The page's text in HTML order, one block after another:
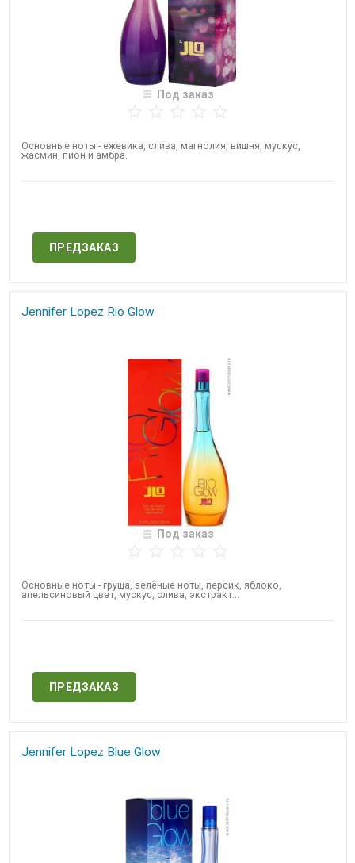
Под заказ
Основные ноты - ежевика, слива, магнолия, вишня, мускус,
жасмин, пион и амбра.
ПРЕДЗАКАЗ
Jennifer Lopez​ ​Rio Glow
Под заказ
Основные ноты - груша, зелёные ноты, персик, яблоко,
апельсиновый цвет, мускус, слива, экстракт...
ПРЕДЗАКАЗ
​Jennifer Lopez Blue Glow